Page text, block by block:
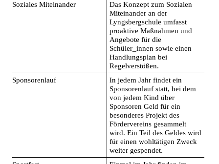
Soziales Miteinander
Das Konzept zum Sozialen
Miteinander an der
Lyngsbergschule umfasst
proaktive Maßnahmen und
Angebote für die
Schüler_innen sowie einen
Handlungsplan bei
Regelverstößen.
Sponsorenlauf
In jedem Jahr findet ein
Sponsorenlauf statt, bei dem
von jedem Kind über
Sponsoren Geld für ein
besonderes Projekt des
Fördervereins gesammelt
wird. Ein Teil des Geldes wird
für einen wohltätigen Zweck
weiter gespendet.